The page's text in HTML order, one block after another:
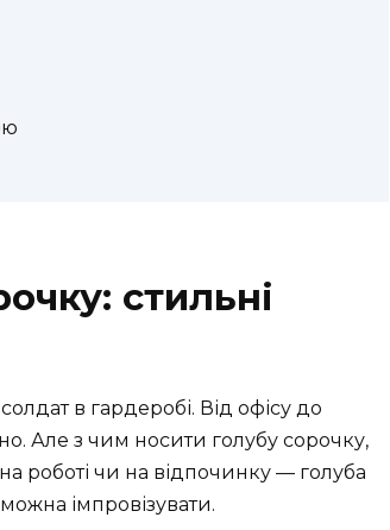
стильні
в гардеробі. Від офісу до
Але з чим носити голубу сорочку,
роботі чи на відпочинку — голуба
імпровізувати.